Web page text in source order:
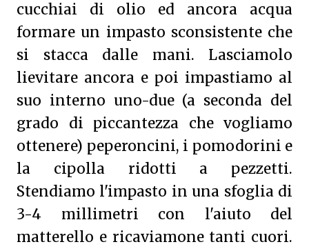
cucchiai di olio ed ancora acqua
formare un impasto sconsistente che
si stacca dalle mani. Lasciamolo
lievitare ancora e poi impastiamo al
suo interno uno-due (a seconda del
grado di piccantezza che vogliamo
ottenere) peperoncini, i pomodorini e
la cipolla ridotti a pezzetti.
Stendiamo l'impasto in una sfoglia di
3-4 millimetri con l'aiuto del
matterello e ricaviamone tanti cuori.